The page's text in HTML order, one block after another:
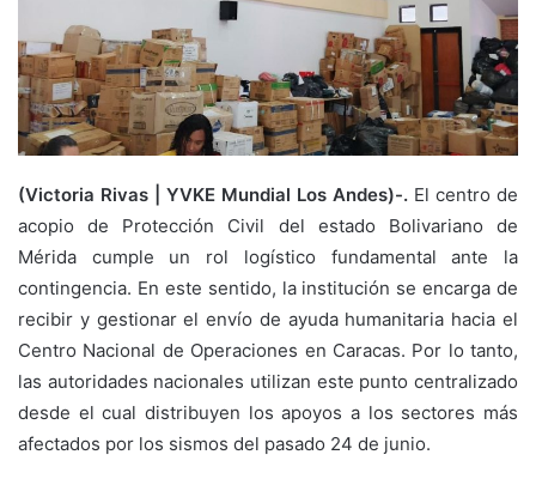
(Victoria Rivas | YVKE Mundial Los Andes)-. El centro de
acopio de Protección Civil del estado Bolivariano de
Mérida cumple un rol logístico fundamental ante la
contingencia. En este sentido, la institución se encarga de
recibir y gestionar el envío de ayuda humanitaria hacia el
Centro Nacional de Operaciones en Caracas. Por lo tanto,
las autoridades nacionales utilizan este punto centralizado
desde el cual distribuyen los apoyos a los sectores más
afectados por los sismos del pasado 24 de junio.